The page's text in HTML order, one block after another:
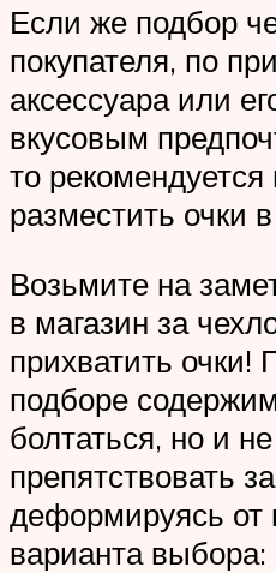
Если же подбор
покупателя, по
аксессуара или
вкусовым
то рекомендуется
разместить очки
Возьмите на
в магазин за
прихватить
подборе
болтаться, но и
препятствовать
деформируясь от
варианта выбора: